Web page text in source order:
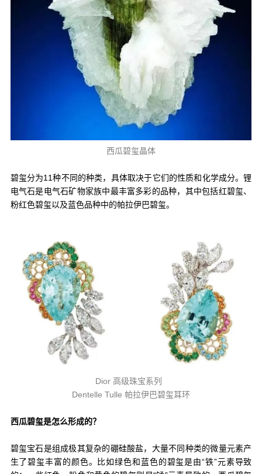
西瓜碧玺晶体
碧玺分为11种不同的种类，具体取决于它们的性质和化学成分。锂
电气石是电气石矿物家族中最丰富多彩的品种，其中包括红碧玺、
粉红色碧玺以及蓝色品种中的帕拉伊巴碧玺。
Dior 高级珠宝系列
Dentelle Tulle 帕拉伊巴碧玺耳环
西瓜碧玺是怎么形成的？
碧玺宝石是组成极其复杂的硼硅酸盐，大量不同种类的微量元素产
生了碧玺丰富的颜色。比如绿色和蓝色的碧玺是由“铁”元素导致